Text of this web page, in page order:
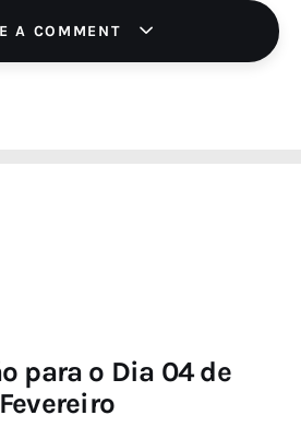
A COMMENT
para o Dia 04 de
Fevereiro